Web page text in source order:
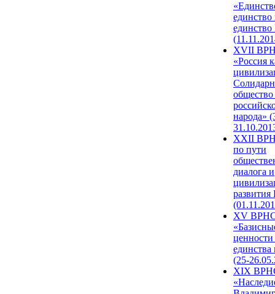
единство
единство
XVII
«Россия
народа»
XXII
по пути
диалога и
развития
XV
единства
(25-
XIX